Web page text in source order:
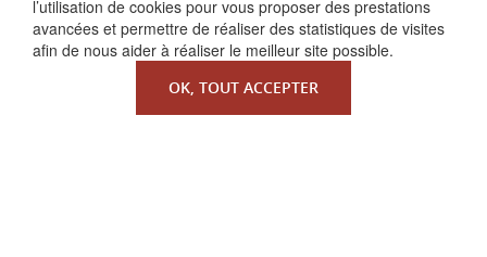
l’utilisation de cookies pour vous proposer des prestations
avancées et permettre de réaliser des statistiques de visites
afin de nous aider à réaliser le meilleur site possible.
OK, TOUT ACCEPTER
La Faculté de Droit canonique
Partenaires / mécènes
MENTIONS LÉGALES